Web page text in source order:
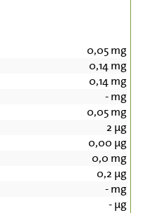
0,05mg
0,14mg
0,14mg
-mg
0,05mg
2 µg
0,00 µg
0,0 mg
0,2 µg
-mg
-µg